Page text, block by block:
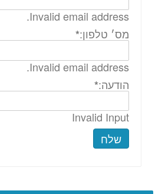
Invalid email address.
מס׳ טלפון:*
Invalid email address.
הודעה:*
Invalid Input
שלח